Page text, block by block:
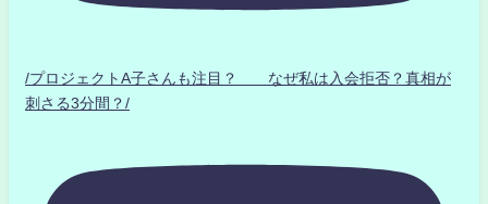
/プロジェクトA子さんも注目？ なぜ私は入会拒否？真相が
刺さる3分間？/